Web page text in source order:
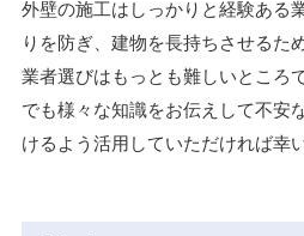
外壁の施工はしっかりと経験ある
りを防ぎ、建物を長持ちさせるた
業者選びはもっとも難しいところ
でも様々な知識をお伝えして不安
けるよう活用していただければ幸